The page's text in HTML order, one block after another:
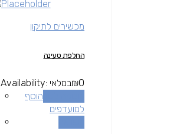
מכשירים לתיקון
החלפת טעינה
₪0
Availability: במלאי
הוסף
למועדפים